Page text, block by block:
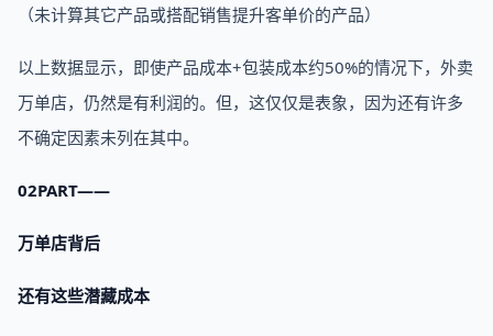
（未计算其它产品或搭配销售提升客单价的产品）
以上数据显示，即使产品成本+包装成本约50%的情况下，外卖
万单店，仍然是有利润的。但，这仅仅是表象，因为还有许多
不确定因素未列在其中。
02PART——
万单店背后
还有这些潜藏成本